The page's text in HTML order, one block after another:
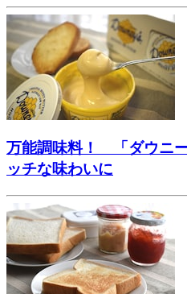
万能調味料！ 「ダウニ
ッチな味わいに